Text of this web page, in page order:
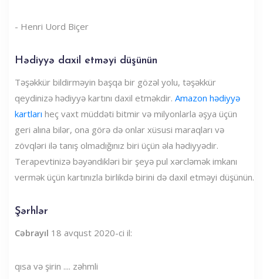
- Henri Uord Biçer
Hədiyyə daxil etməyi düşünün
Təşəkkür bildirməyin başqa bir gözəl yolu, təşəkkür
qeydinizə hədiyyə kartını daxil etməkdir. Amazon hədiyyə
kartları heç vaxt müddəti bitmir və milyonlarla əşya üçün
geri alına bilər, ona görə də onlar xüsusi maraqları və
zövqləri ilə tanış olmadığınız biri üçün əla hədiyyədir.
Terapevtinizə bəyəndikləri bir şeyə pul xərcləmək imkanı
vermək üçün kartınızla birlikdə birini də daxil etməyi düşünün.
Şərhlər
Cəbrayıl 18 avqust 2020-ci il:
qısa və şirin .... zəhmli